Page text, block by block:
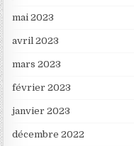
mai 2023
avril 2023
mars 2023
février 2023
janvier 2023
décembre 2022